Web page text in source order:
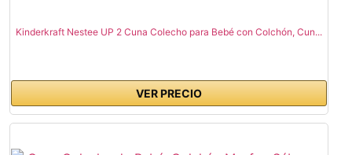
Kinderkraft Nestee UP 2 Cuna Colecho para Bebé con Colchón, Cun...
VER PRECIO